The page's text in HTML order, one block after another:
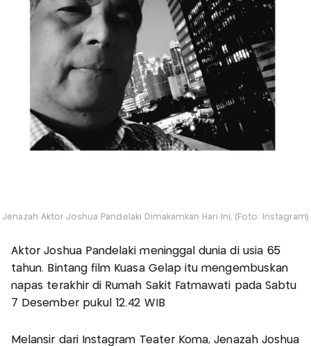
Jenazah Aktor Joshua Pandelaki Dimakamkan Hari Ini, (Foto: Instagram)
Aktor Joshua Pandelaki meninggal dunia di usia 65
tahun. Bintang film Kuasa Gelap itu mengembuskan
napas terakhir di Rumah Sakit Fatmawati pada Sabtu
7 Desember pukul 12.42 WIB
Melansir dari Instagram Teater Koma, Jenazah Joshua